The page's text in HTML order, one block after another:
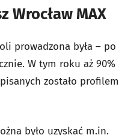
Wrocław MAX
prowadzona była – po
W tym roku aż 90%
zostało profilem
było uzyskać m.in.